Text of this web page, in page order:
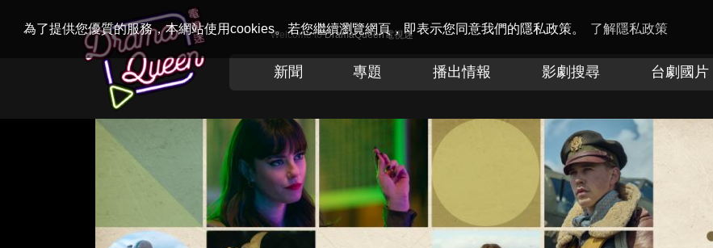
為了提供您優質的服務，本網站使用cookies。若您繼續瀏覽網頁，即表示您同意我們的隱私政策。 了解隱私政策
Welcome toDramaQueen電視迷
新聞 專題 播出情報 影劇搜尋 台劇國片